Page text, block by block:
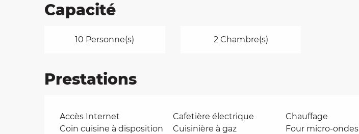
Capacité
10 Personne(s) 2 Chambre(s)
Prestations
Accès Internet Cafetière électrique
Chauffage
Coin cuisine à disposition
Cuisinière à gaz
Four micro-ondes